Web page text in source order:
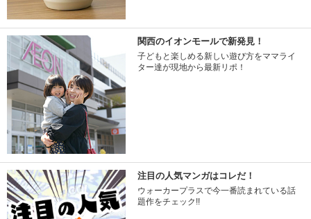
関西のイオンモールで新発見！
子どもと楽しめる新しい遊び方をママライ
ター達が現地から最新リポ！
注目の人気マンガはコレだ！
ウォーカープラスで今一番読まれている話
題作をチェック!!